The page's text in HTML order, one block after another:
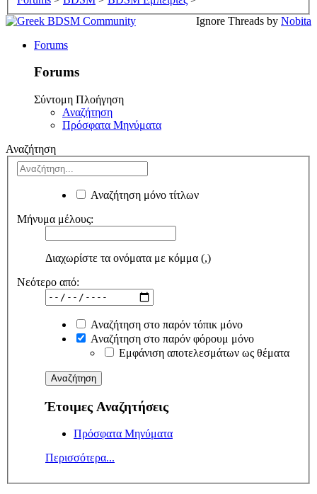
Ignore Threads by Nobita
Forums
Forums
Σύντομη Πλοήγηση
Αναζήτηση
Πρόσφατα Μηνύματα
Αναζήτηση
Αναζήτηση μόνο τίτλων
Μήνυμα μέλους:
Διαχωρίστε τα ονόματα με κόμμα (,)
Νεότερο από:
Αναζήτηση στο παρόν τόπικ μόνο
Αναζήτηση στο παρόν φόρουμ μόνο
Εμφάνιση αποτελεσμάτων ως θέματα
Έτοιμες Αναζητήσεις
Πρόσφατα Μηνύματα
Περισσότερα...